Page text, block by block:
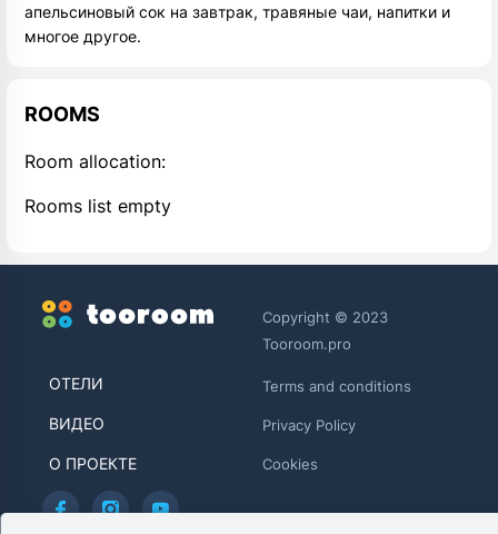
апельсиновый сок на завтрак, травяные чаи, напитки и
многое другое.
ROOMS
Room allocation:
Rooms list empty
Copyright © 2023
Tooroom.pro
ОТЕЛИ
ВИДЕО
О ПРОЕКТЕ
Terms and conditions
Privacy Policy
Cookies